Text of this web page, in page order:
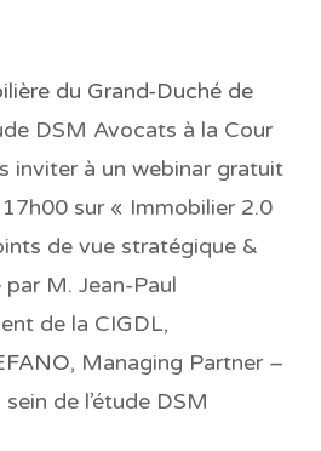
du Grand-Duché de
DSM Avocats à la Cour
inviter à un webinar gratuit
sur « Immobilier 2.0
de vue stratégique &
par M. Jean-Paul
de la CIGDL,
, Managing Partner –
de l’étude DSM